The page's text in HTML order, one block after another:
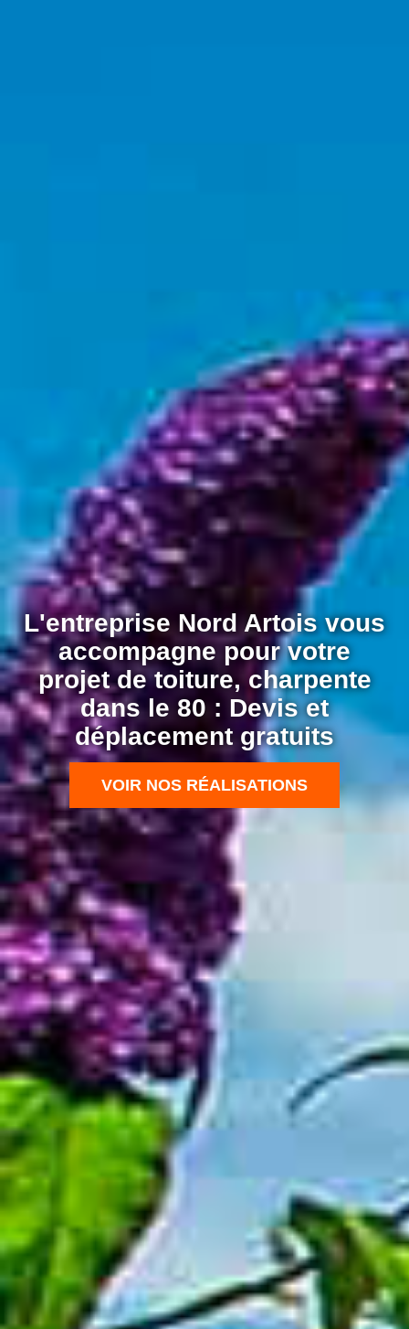
L'entreprise Nord Artois vous
accompagne pour votre
projet de toiture, charpente
dans le 80 : Devis et
déplacement gratuits
VOIR NOS RÉALISATIONS